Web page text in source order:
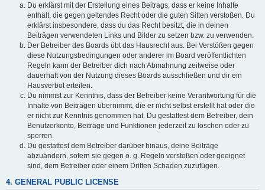
Du erklärst mit der Erstellung eines Beitrags, dass er keine Inhalte
enthält, die gegen geltendes Recht oder die guten Sitten verstoßen. Du
erklärst insbesondere, dass du das Recht besitzt, die in deinen
Beiträgen verwendeten Links und Bilder zu setzen bzw. zu verwenden.
Der Betreiber des Boards übt das Hausrecht aus. Bei Verstößen gegen
diese Nutzungsbedingungen oder anderer im Board veröffentlichten
Regeln kann der Betreiber dich nach Abmahnung zeitweise oder
dauerhaft von der Nutzung dieses Boards ausschließen und dir ein
Hausverbot erteilen.
Du nimmst zur Kenntnis, dass der Betreiber keine Verantwortung für die
Inhalte von Beiträgen übernimmt, die er nicht selbst erstellt hat oder die
er nicht zur Kenntnis genommen hat. Du gestattest dem Betreiber, dein
Benutzerkonto, Beiträge und Funktionen jederzeit zu löschen oder zu
sperren.
Du gestattest dem Betreiber darüber hinaus, deine Beiträge
abzuändern, sofern sie gegen o. g. Regeln verstoßen oder geeignet
sind, dem Betreiber oder einem Dritten Schaden zuzufügen.
4. GENERAL PUBLIC LICENSE